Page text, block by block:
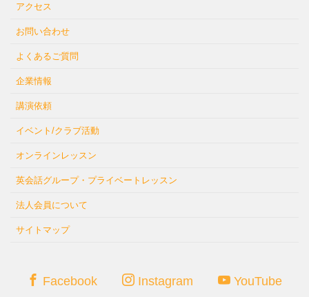
アクセス
お問い合わせ
よくあるご質問
企業情報
講演依頼
イベント/クラブ活動
オンラインレッスン
英会話グループ・プライベートレッスン
法人会員について
サイトマップ
Facebook Instagram YouTube